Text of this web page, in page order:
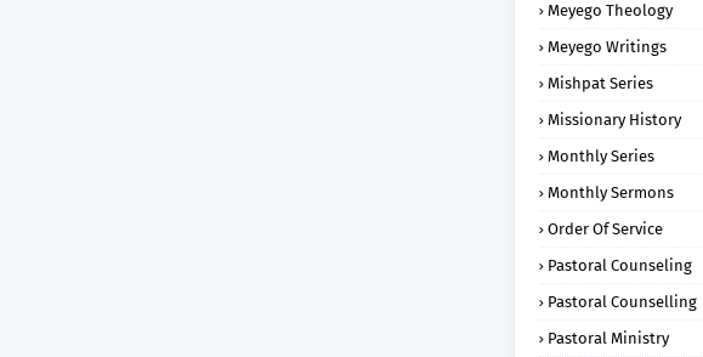
Meyego Theology
Meyego Writings
Mishpat Series
Missionary History
Monthly Series
Monthly Sermons
Order Of Service
Pastoral Counseling
Pastoral Counselling
Pastoral Ministry